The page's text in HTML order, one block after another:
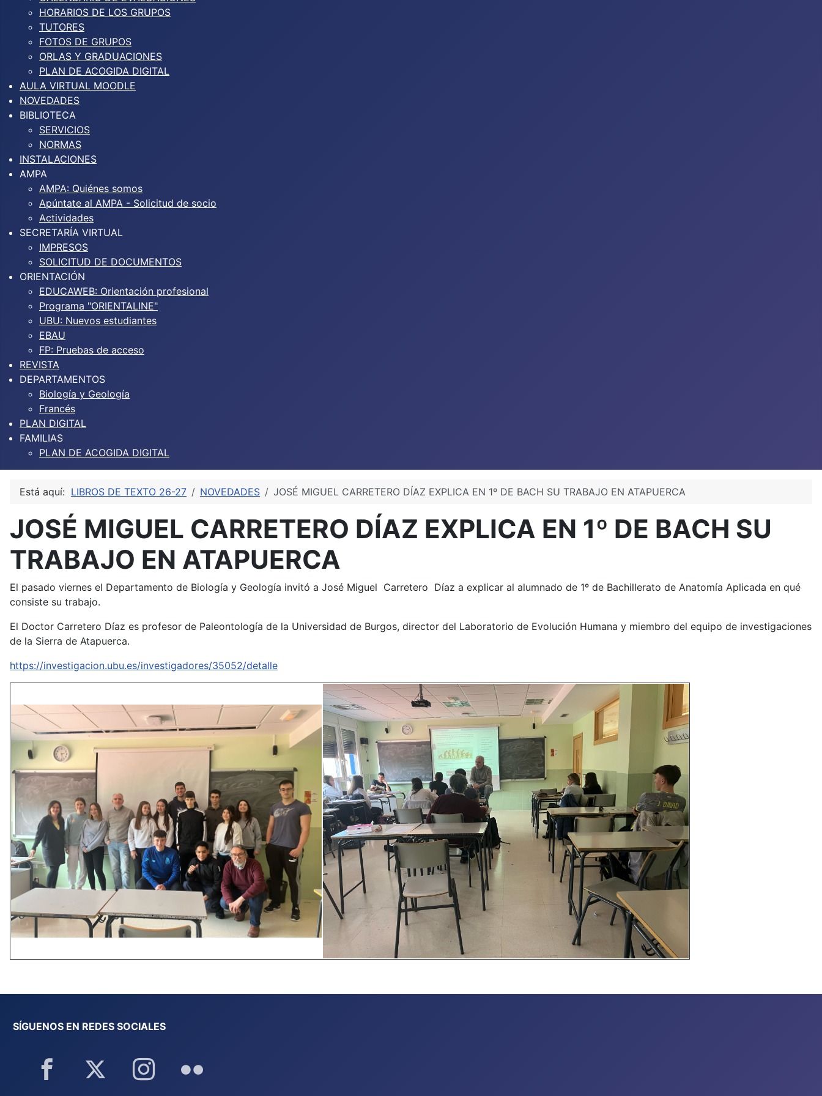
HORARIOS DE LOS GRUPOS
TUTORES
FOTOS DE GRUPOS
ORLAS Y GRADUACIONES
PLAN DE ACOGIDA DIGITAL
AULA VIRTUAL MOODLE
NOVEDADES
BIBLIOTECA
SERVICIOS
NORMAS
INSTALACIONES
AMPA
AMPA: Quiénes somos
Apúntate al AMPA - Solicitud de socio
Actividades
SECRETARÍA VIRTUAL
IMPRESOS
SOLICITUD DE DOCUMENTOS
ORIENTACIÓN
EDUCAWEB: Orientación profesional
Programa "ORIENTALINE"
UBU: Nuevos estudiantes
EBAU
FP: Pruebas de acceso
REVISTA
DEPARTAMENTOS
Biología y Geología
Francés
PLAN DIGITAL
FAMILIAS
PLAN DE ACOGIDA DIGITAL
Está aquí: LIBROS DE TEXTO 26-27 NOVEDADES JOSÉ MIGUEL CARRETERO DÍAZ EXPLICA EN 1º DE BACH SU TRABAJO EN ATAPUERCA
JOSÉ MIGUEL CARRETERO DÍAZ EXPLICA EN 1º DE BACH SU
TRABAJO EN ATAPUERCA
El pasado viernes el Departamento de Biología y Geología invitó a José Miguel Carretero Díaz a explicar al alumnado de 1º de Bachillerato de Anatomía Aplicada en qué
consiste su trabajo.
El Doctor Carretero Díaz es profesor de Paleontología de la Universidad de Burgos, director del Laboratorio de Evolución Humana y miembro del equipo de investigaciones
de la Sierra de Atapuerca.
https://investigacion.ubu.es/investigadores/35052/detalle
SÍGUENOS EN REDES SOCIALES